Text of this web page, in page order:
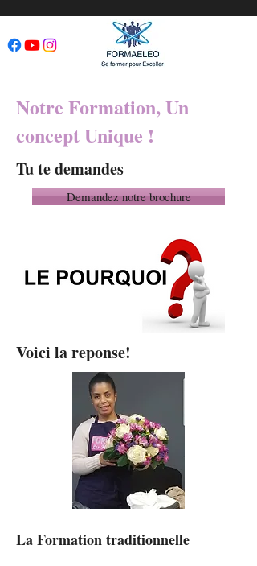
Notre Formation, Un
concept Unique !
Tu te demandes
Demandez notre brochure
Voici la reponse!
La Formation traditionnelle